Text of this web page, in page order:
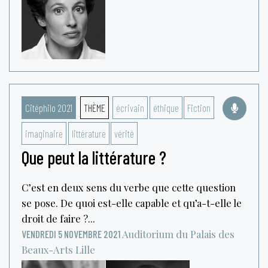
Citéphilo 2021 THÈME écrivain éthique Fiction
imaginaire littérature vérité
Que peut la littérature ?
C’est en deux sens du verbe que cette question
se pose. De quoi est-elle capable et qu’a-t-elle le
droit de faire ?...
VENDREDI 5 NOVEMBRE 2021 Auditorium du Palais des
Beaux-Arts Lille